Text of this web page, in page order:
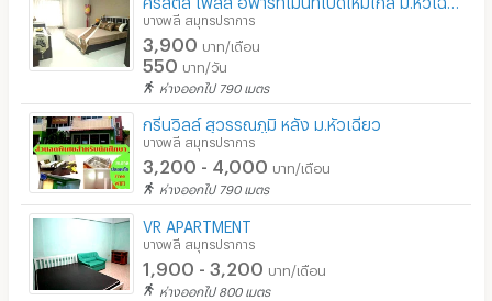
บางพลี สมุทรปราการ
3,900 บาท/เดือน
550 บาท/วัน
ห่างออกไป 790 เมตร
กรีนวิลล์ สุวรรณภูมิ หลัง ม.หัวเฉียว
บางพลี สมุทรปราการ
3,200 - 4,000 บาท/เดือน
ห่างออกไป 790 เมตร
VR APARTMENT
บางพลี สมุทรปราการ
1,900 - 3,200 บาท/เดือน
ห่างออกไป 800 เมตร